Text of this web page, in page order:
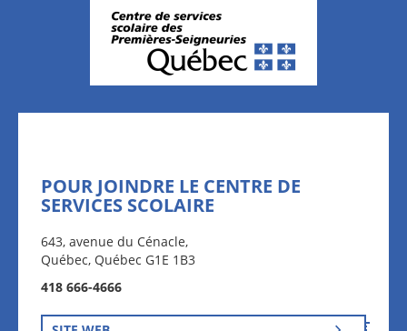
POUR JOINDRE LE CENTRE DE
SERVICES SCOLAIRE
643, avenue du Cénacle,
Québec, Québec G1E 1B3
418 666-4666